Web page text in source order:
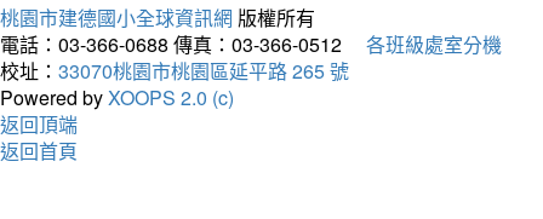
桃園市建德國小全球資訊網 版權所有
電話：03-366-0688 傳真：03-366-0512
各班級處室分機
校址： 33070桃園市桃園區延平路 265 號
Powered byXOOPS 2.0 (c)
返回頂端
返回首頁